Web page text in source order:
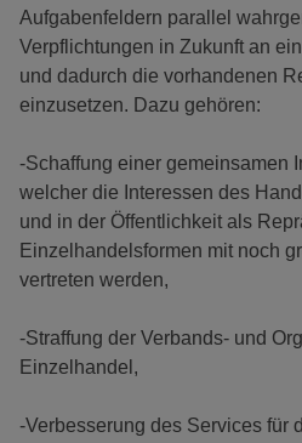
Aufgabenfeldern parallel
Verpflichtungen in Zukunft an
und dadurch die vorhandenen
einzusetzen. Dazu gehören:
-Schaffung einer gemeinsamen
welcher die Interessen des
und in der Öffentlichkeit als
Einzelhandelsformen mit noch
vertreten werden,
-Straffung der Verbands- und
Einzelhandel,
-Verbesserung des Services für